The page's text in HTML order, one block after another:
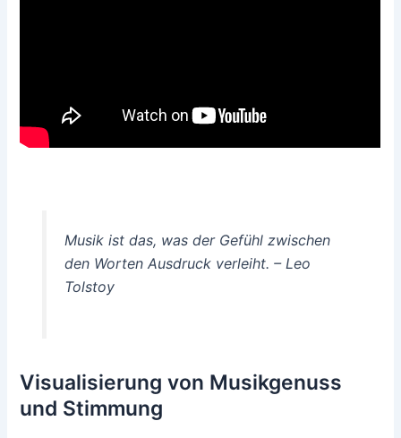
Musik ist das, was der Gefühl zwischen
den Worten Ausdruck verleiht. – Leo
Tolstoy
Visualisierung von Musikgenuss
und Stimmung